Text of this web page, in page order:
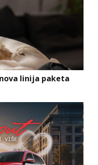
linija paketa